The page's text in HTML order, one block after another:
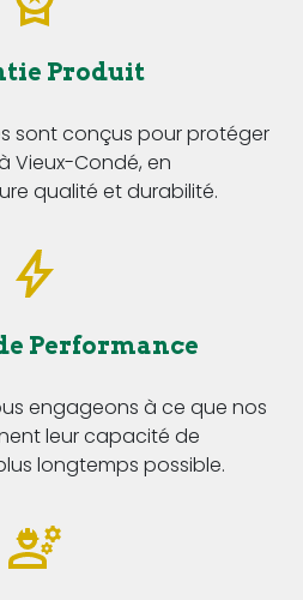
Produit
sont conçus pour protéger
Vieux-Condé, en
qualité et durabilité.
Performance
engageons à ce que nos
leur capacité de
longtemps possible.